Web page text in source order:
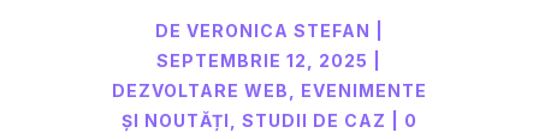
DE VERONICA STEFAN
SEPTEMBRIE 12, 2025
DEZVOLTARE WEB
EVENIMENTE
ȘI NOUTĂȚI
STUDII DE CAZ
| 0